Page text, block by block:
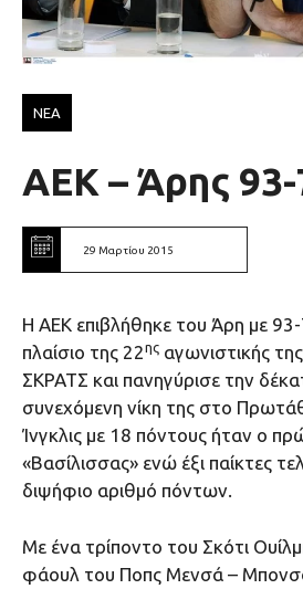
ΝΕΑ
ΑΕΚ – Άρης 93-
29 Μαρτίου 2015
Η ΑΕΚ επιβλήθηκε του Άρη με
πλαίσιο της 22ης αγωνιστικής
ΣΚΡΑΤΣ και πανηγύρισε την
συνεχόμενη νίκη της στο
Ίνγκλις με 18 πόντους ήταν ο
«Βασίλισσας» ενώ έξι παίκτες
διψήφιο αριθμό πόντων.
Με ένα τρίποντο του Σκότι
φάουλ του Ποπς Μενσά –